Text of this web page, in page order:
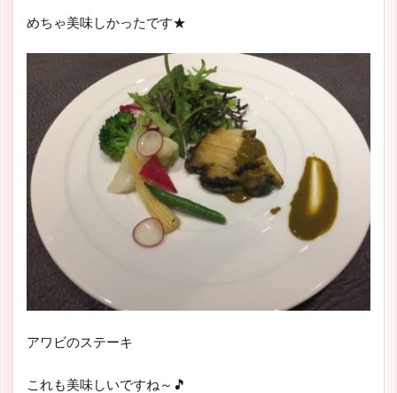
めちゃ美味しかったです★
アワビのステーキ
これも美味しいですね～🎵